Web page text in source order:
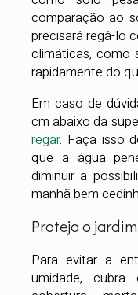
comparação ao
precisará regá-lo
climáticas, como
rapidamente do
Em caso de
cm abaixo da
regar. Faça isso
que a água
diminuir a
manhã bem
Proteja o
Para evitar a
umidade,